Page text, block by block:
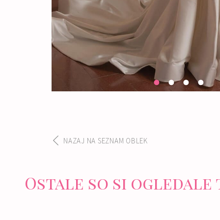
NAZAJ NA SEZNAM OBLEK
Ostale so si ogledale